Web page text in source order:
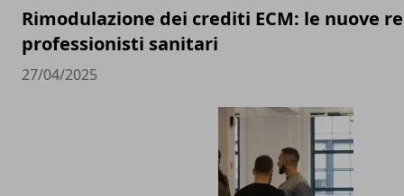
Rimodulazione dei crediti ECM: le nuove
professionisti sanitari
27/04/2025